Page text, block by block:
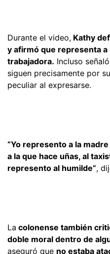
Durante el video, Kathy
y afirmó que representa
trabajadora. Incluso
siguen precisamente por
peculiar al expresarse.
“Yo represento a la
a la que hace uñas, al
represento al humilde”,
La colonense también
doble moral dentro de
aseguró que no estaba